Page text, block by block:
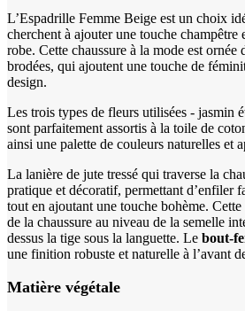
L’Espadrille Femme Beige est un choix
cherchent à ajouter une touche champêtre
robe. Cette chaussure à la mode est ornée
brodées, qui ajoutent une touche de
design.
Les trois types de fleurs utilisées - jasmin
sont parfaitement assortis à la toile de
ainsi une palette de couleurs naturelles et
La lanière de jute tressé qui traverse la
pratique et décoratif, permettant d’enfiler
tout en ajoutant une touche bohème.
de la chaussure au niveau de la semelle
dessus la tige sous la languette. Le bout-
une finition robuste et naturelle à l’avant
Matière végétale